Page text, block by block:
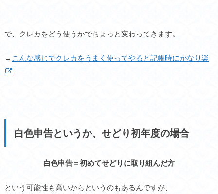
で、クレカをどう使うかでちょっと変わってきます。
→ こんな感じでクレカをうまく使ってやると記帳時にかなり楽
白色申告というか、せどり初年度の場合
白色申告＝初めてせどりに取り組んだ方
という可能性も高いからというのもあるんですが、